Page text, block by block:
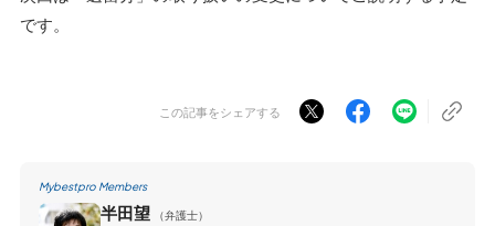
です。
この記事をシェアする
Mybestpro Members
半田望
（弁護士）